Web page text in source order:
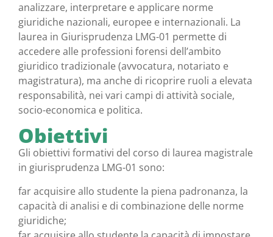
analizzare, interpretare e applicare norme
giuridiche nazionali, europee e internazionali. La
laurea in Giurisprudenza LMG-01 permette di
accedere alle professioni forensi dell’ambito
giuridico tradizionale (avvocatura, notariato e
magistratura), ma anche di ricoprire ruoli a elevata
responsabilità, nei vari campi di attività sociale,
socio-economica e politica.
Obiettivi
Gli obiettivi formativi del corso di laurea magistrale
in giurisprudenza LMG-01 sono:
far acquisire allo studente la piena padronanza, la
capacità di analisi e di combinazione delle norme
giuridiche;